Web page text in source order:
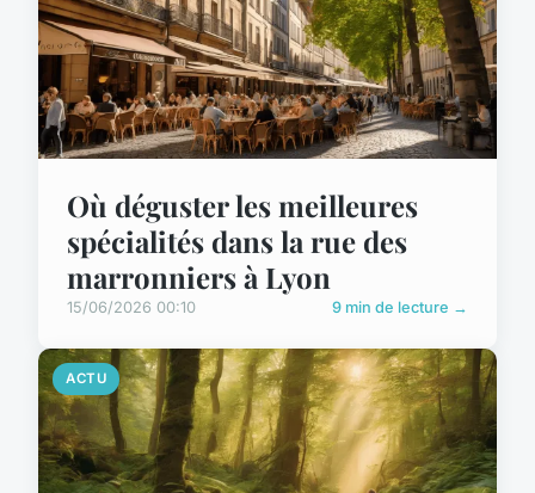
Où déguster les meilleures
spécialités dans la rue des
marronniers à Lyon
15/06/2026 00:10 9 min de lecture →
ACTU